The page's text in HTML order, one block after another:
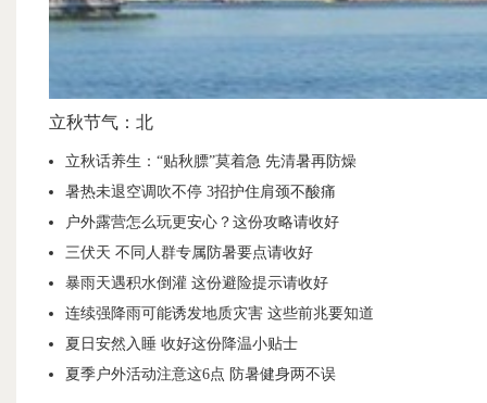
立秋节气：北
立秋话养生：“贴秋膘”莫着急 先清暑再防燥
暑热未退空调吹不停 3招护住肩颈不酸痛
户外露营怎么玩更安心？这份攻略请收好
三伏天 不同人群专属防暑要点请收好
暴雨天遇积水倒灌 这份避险提示请收好
连续强降雨可能诱发地质灾害 这些前兆要知道
夏日安然入睡 收好这份降温小贴士
夏季户外活动注意这6点 防暑健身两不误